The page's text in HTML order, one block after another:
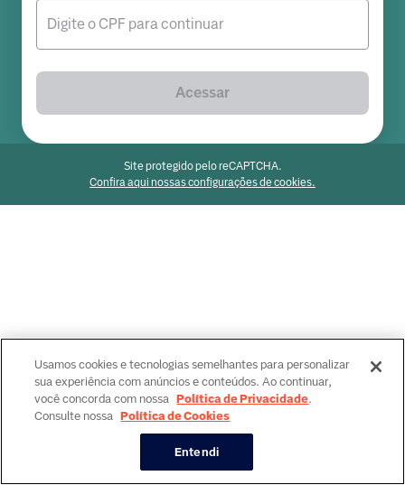
Digite o CPF para continuar
Acessar
Site protegido pelo reCAPTCHA.
Confira aqui nossas configurações de cookies.
Usamos cookies e tecnologias semelhantes para personalizar
sua experiência com anúncios e conteúdos. Ao continuar,
você concorda com nossa Política de Privacidade.
Consulte nossa Política de Cookies
Entendi